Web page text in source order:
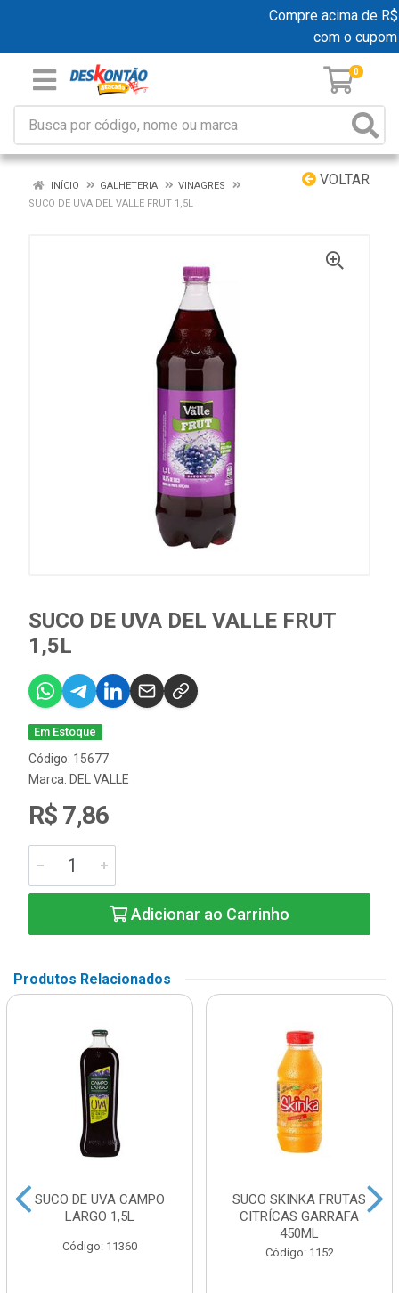
Compre acima de
com o cupom
0
VOLTAR
INÍCIO GALHETERIA
VINAGRES
SUCO DE UVA DEL VALLE FRUT 1,5L
SUCO DE UVA DEL VALLE FRUT
1,5L
Em Estoque
Código: 15677
Marca: DEL VALLE
R$ 7,86
Adicionar ao Carrinho
Produtos Relacionados
SUCO DE UVA CAMPO
LARGO 1,5L
Código: 11360
SUCO SKINKA FRUTAS
CITRÍCAS GARRAFA
450ML
Código: 1152